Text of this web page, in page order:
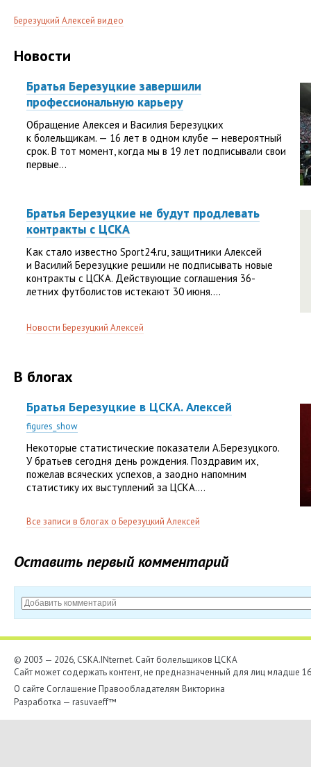
Березуцкий Алексей видео
Новости
Братья Березуцкие завершили
профессиональную карьеру
Обращение Алексея и Василия Березуцких
к болельщикам. — 16 лет в одном клубе — невероятный
срок. В тот момент, когда мы в 19 лет подписывали свои
первые...
Братья Березуцкие не будут продлевать
контракты с ЦСКА
Как стало известно Sport24.ru, защитники Алексей
и Василий Березуцкие решили не подписывать новые
контракты с ЦСКА. Действующие соглашения 36-
летних футболистов истекают 30 июня....
Новости Березуцкий Алексей
В блогах
Братья Березуцкие в ЦСКА. Алексей
figures_show
Некоторые статистические показатели А.Березуцкого.
У братьев сегодня день рождения. Поздравим их,
пожелав всяческих успехов, а заодно напомним
статистику их выступлений за ЦСКА....
Все записи в блогах о Березуцкий Алексей
Оставить первый комментарий
© 2003 — 2026, CSKA.INternet. Cайт болельщиков ЦСКА
Сайт может содержать контент, не предназначенный для лиц младше
О сайте Соглашение Правообладателям Викторина
Разработка — rasuvaeff™